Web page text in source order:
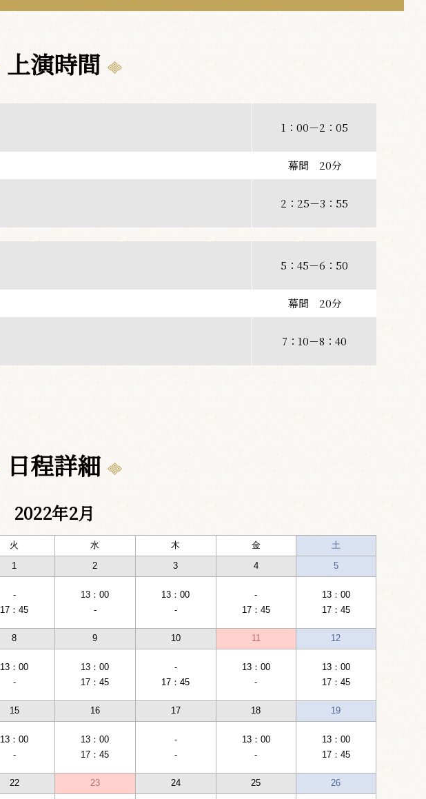
上演時間
1：00－2：05
幕間 20分
2：25－3：55
5：45－6：50
幕間 20分
7：10－8：40
日程詳細
2022年2月
火 水 木 金
土
1
2 3 4 5
-
17：45
13：00
-
13：00
-
-
17：45
13：00
17：45
8 9 10 11 12
13：00
-
13：00
17：45
-
17：45
13：00
-
13：00
17：45
15 16 17 18 19
13：00
-
13：00
17：45
-
-
13：00
-
13：00
17：45
22 23 24 25 26